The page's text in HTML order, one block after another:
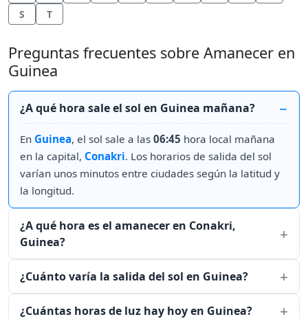
S
T
Preguntas frecuentes sobre Amanecer en
Guinea
¿A qué hora sale el sol en Guinea mañana?
En Guinea, el sol sale a las 06:45 hora local mañana
en la capital, Conakri. Los horarios de salida del sol
varían unos minutos entre ciudades según la latitud y
la longitud.
¿A qué hora es el amanecer en Conakri,
Guinea?
¿Cuánto varía la salida del sol en Guinea?
¿Cuántas horas de luz hay hoy en Guinea?